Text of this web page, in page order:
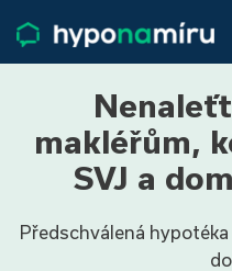
Životní pojištění
Pojištění nemovitosti
Články
O nás
Přihlásit
makléřům,
SVJ a
Předschválená